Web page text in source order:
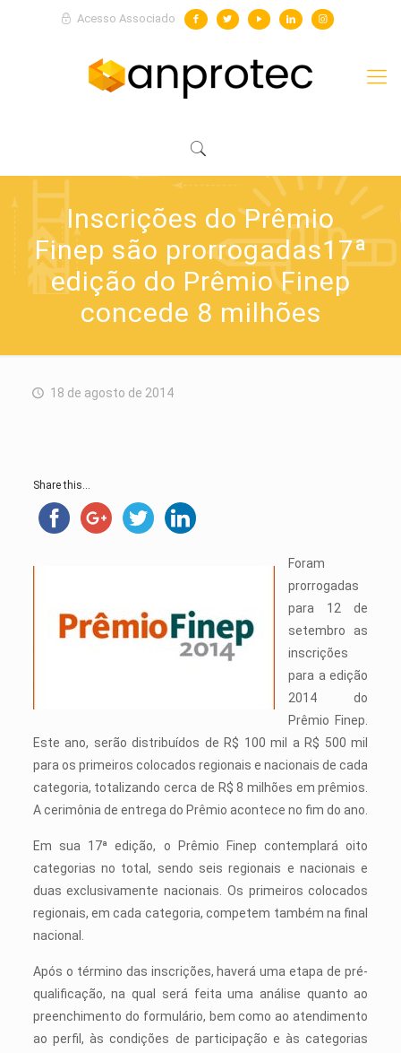
Acesso Associado
Inscrições do Prêmio
Finep são prorrogadas17ª
edição do Prêmio Finep
concede 8 milhões
18 de agosto de 2014
Share this...
Foram
prorrogadas
para 12 de
setembro as
inscrições
para a edição
2014 do
Prêmio Finep.
Este ano, serão distribuídos de R$ 100 mil a R$ 500 mil
para os primeiros colocados regionais e nacionais de cada
categoria, totalizando cerca de R$ 8 milhões em prêmios.
A cerimônia de entrega do Prêmio acontece no fim do ano.
Em sua 17ª edição, o Prêmio Finep contemplará oito
categorias no total, sendo seis regionais e nacionais e
duas exclusivamente nacionais. Os primeiros colocados
regionais, em cada categoria, competem também na final
nacional.
Após o término das inscrições, haverá uma etapa de pré-
qualificação, na qual será feita uma análise quanto ao
preenchimento do formulário, bem como ao atendimento
ao perfil, às condições de participação e às categorias